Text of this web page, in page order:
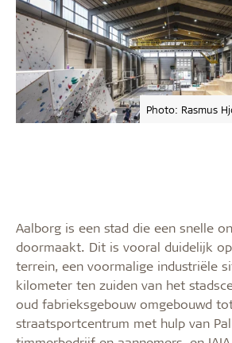
Photo: Rasmus
Aalborg is een stad die een snelle
doormaakt. Dit is vooral duidelijk
terrein, een voormalige industriële
kilometer ten zuiden van het
oud fabrieksgebouw omgebouwd
straatsportcentrum met hulp van